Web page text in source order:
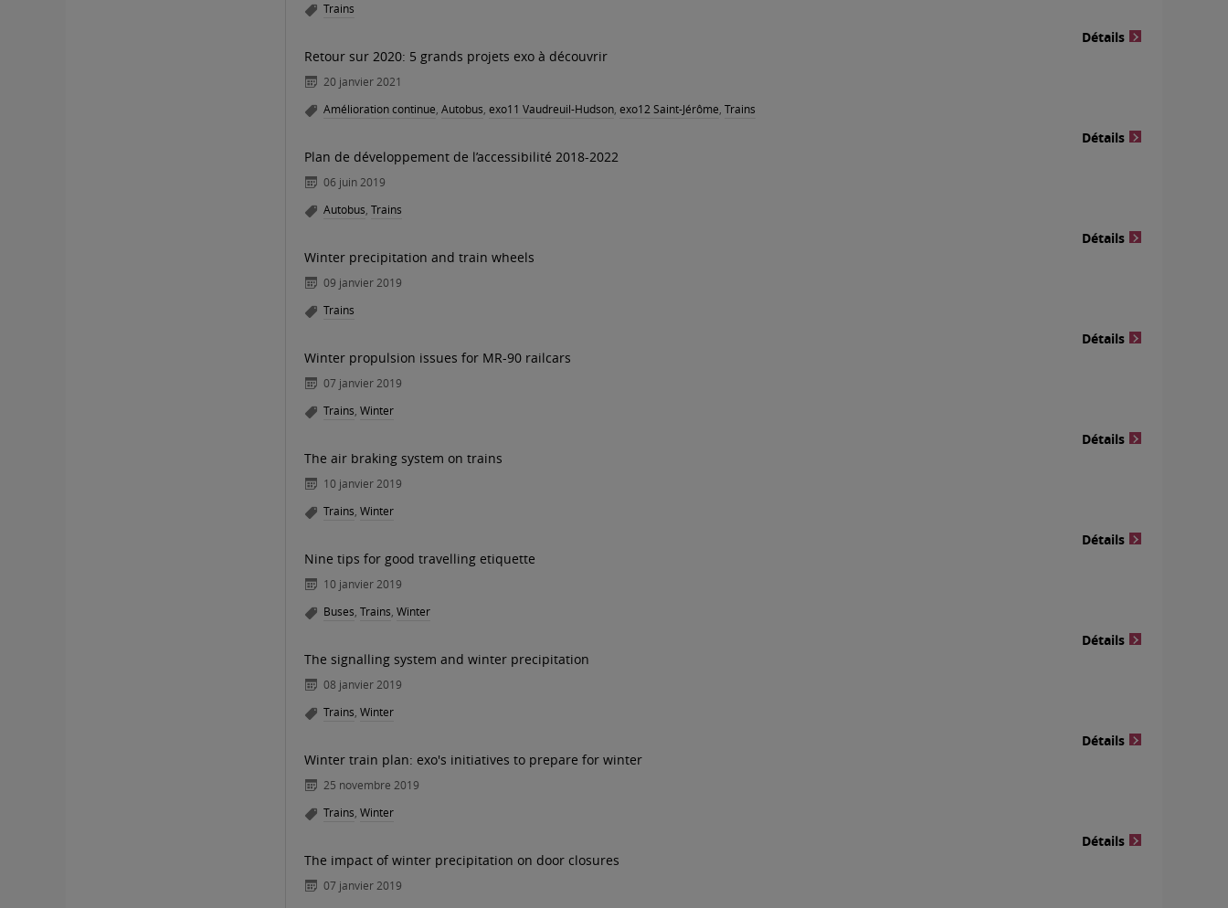
Trains
Détails
Retour sur 2020: 5 grands projets exo à découvrir
20 janvier 2021
Amélioration continue Autobus exo11 Vaudreuil-Hudson exo12 Saint-Jérôme Trains
Détails
Plan de développement de l’accessibilité 2018-2022
06 juin 2019
Autobus Trains
Détails
Winter precipitation and train wheels
09 janvier 2019
Trains
Détails
Winter propulsion issues for MR-90 railcars
07 janvier 2019
Trains Winter
Détails
The air braking system on trains
10 janvier 2019
Trains Winter
Détails
Nine tips for good travelling etiquette
10 janvier 2019
Buses Trains Winter
Détails
The signalling system and winter precipitation
08 janvier 2019
Trains Winter
Détails
Winter train plan: exo's initiatives to prepare for winter
25 novembre 2019
Trains Winter
Détails
The impact of winter precipitation on door closures
07 janvier 2019